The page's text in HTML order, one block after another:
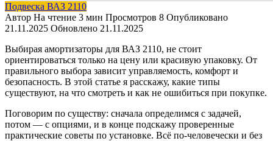
Подвеска ВАЗ 2110
Автор На чтение 3 мин Просмотров 8 Опубликовано
21.11.2025 Обновлено 21.11.2025
Выбирая амортизаторы для ВАЗ 2110, не стоит
ориентироваться только на цену или красивую упаковку. От
правильного выбора зависит управляемость, комфорт и
безопасность. В этой статье я расскажу, какие типы
существуют, на что смотреть и как не ошибиться при покупке.
Поговорим по существу: сначала определимся с задачей,
потом — с опциями, и в конце подскажу проверенные
практические советы по установке. Всё по-человечески и без